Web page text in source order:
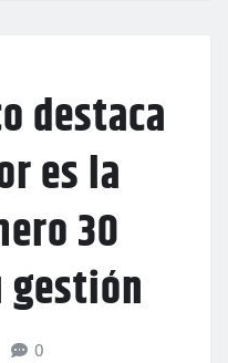
destaca
es la
30
0